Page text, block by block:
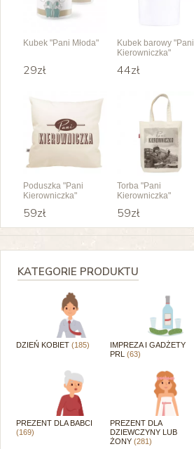
Kubek "Pani Młoda"
29zł
Kubek barowy "Pani
Kierowniczka"
44zł
Poduszka "Pani
Kierowniczka"
59zł
Torba "Pani
Kierowniczka"
59zł
KATEGORIE PRODUKTU
DZIEŃ KOBIET (185)
IMPREZA I GADŻETY
PRL (63)
PREZENT DLA BABCI
(169)
PREZENT DLA
DZIEWCZYNY LUB
ŻONY (281)